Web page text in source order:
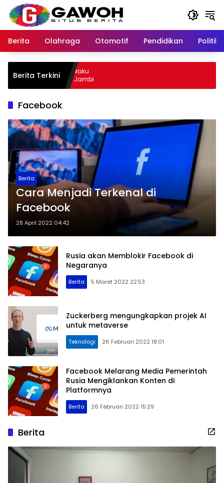
Langsung
konten
Berita
Olahraga Otomotif Pendidikan Politik
Berita Terkini
Tangkap Pelaku
Kabur ke Jambi
Facebook
Berita
Cara Menjadi Terkenal di
Facebook
28 April 2022 04:42
Rusia akan Memblokir Facebook di
Negaranya
Berita 5 Maret 2022 22:53
Zuckerberg mengungkapkan projek AI
untuk metaverse
Teknologi 26 Februari 2022 18:01
Facebook Melarang Media Pemerintah
Rusia Mengiklankan Konten di
Platformnya
Berita 26 Februari 2022 15:29
Berita